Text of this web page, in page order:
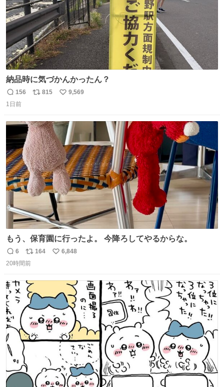
納品時に気づかんかったん？
返
信
156
リ
ト
数
815
い
数
9,569
1日前
もう、保育園に行ったよ。 今降ろしてやるからな。
返
信
6
リ
ポ
ト
数
164
い
6,848
20時間前